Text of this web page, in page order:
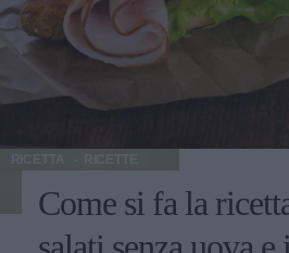
RICETTA
Come si fa la